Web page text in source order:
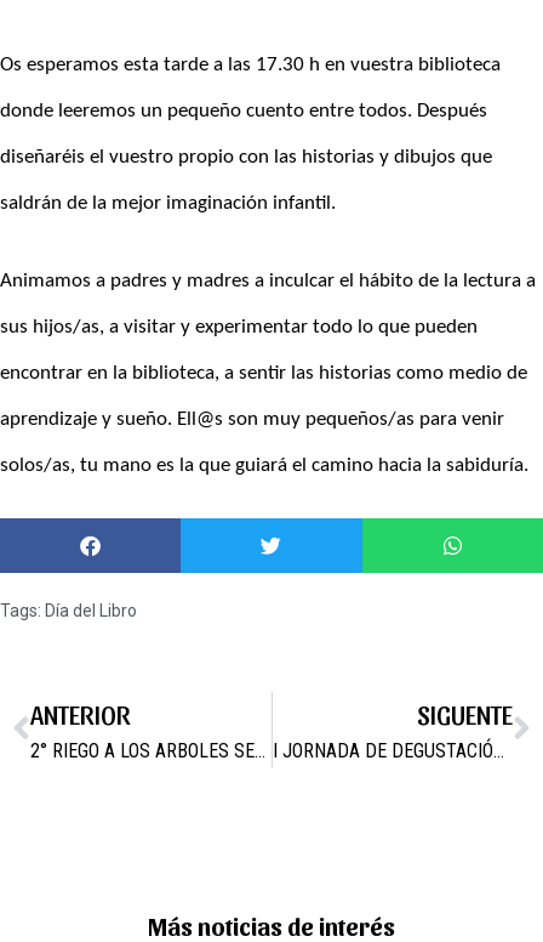
Os esperamos esta tarde a las 17.30 h en vuestra biblioteca
donde leeremos un pequeño cuento entre todos. Después
diseñaréis el vuestro propio con las historias y dibujos que
saldrán de la mejor imaginación infantil.
Animamos a padres y madres a inculcar el hábito de la lectura a
sus hijos/as, a visitar y experimentar todo lo que pueden
encontrar en la biblioteca, a sentir las historias como medio de
aprendizaje y sueño. Ell@s son muy pequeños/as para venir
solos/as, tu mano es la que guiará el camino hacia la sabiduría.
Tags: Día del Libro
ANTERIOR
2° RIEGO A LOS ARBOLES SEMBRADOS EN LA VÍA VERDE
SIGUENTE
I JORNADA DE DEGUSTACIÓN DE PRODUCTOS GASTRONÓMICOS DERIVADOS DE RAZAS AUTÓCTONAS DE LA REGIÓN DE MURCIA
Más noticias de interés